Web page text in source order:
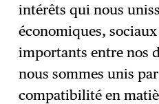
intérêts qui nous
économiques,
importants entre nos
nous sommes unis
compatibilité en